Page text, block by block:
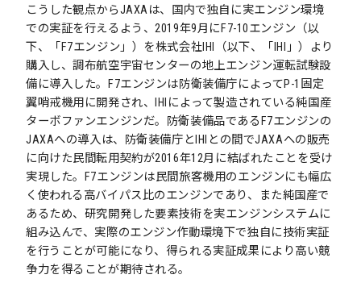
こうした観点からJAXAは、国内で独自に実エンジン環境
での実証を行えるよう、2019年9月にF7-10エンジン（以
下、「F7エンジン」）を株式会社IHI（以下、「IHI」）より
購入し、調布航空宇宙センターの地上エンジン運転試験設
備に導入した。F7エンジンは防衛装備庁によってP-1固定
翼哨戒機用に開発され、IHIによって製造されている純国産
ターボファンエンジンだ。防衛装備品であるF7エンジンの
JAXAへの導入は、防衛装備庁とIHIとの間でJAXAへの販売
に向けた民間転用契約が2016年12月に結ばれたことを受け
実現した。F7エンジンは民間旅客機用のエンジンにも幅広
く使われる高バイパス比のエンジンであり、また純国産で
あるため、研究開発した要素技術を実エンジンシステムに
組み込んで、実際のエンジン作動環境下で独自に技術実証
を行うことが可能になり、得られる実証成果により高い競
争力を得ることが期待される。